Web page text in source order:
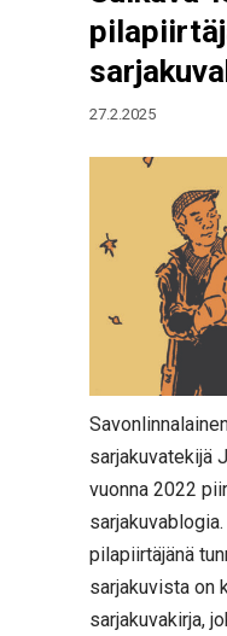
27.2.2025
sarjakuvatekijä
vuonna 2022
pilapiirtäjänä
sarjakuvista on
sarjakuvakirja,